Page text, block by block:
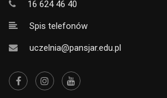
16 624 46 40
Spis telefonów
uczelnia@pansjar.edu.pl